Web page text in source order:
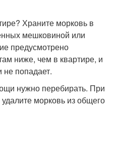
Храните морковь в
мешковиной или
предусмотрено
ниже, чем в квартире, и
не попадает.
нужно перебирать. При
морковь из общего